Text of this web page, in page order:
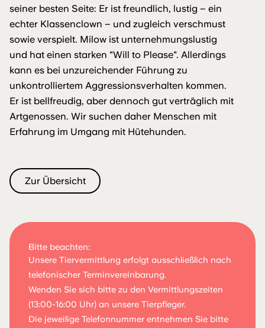
seiner besten Seite: Er ist freundlich, lustig – ein
echter Klassenclown – und zugleich verschmust
sowie verspielt. Milow ist unternehmungslustig
und hat einen starken "Will to Please". Allerdings
kann es bei unzureichender Führung zu
unkontrolliertem Aggressionsverhalten kommen.
Er ist bellfreudig, aber dennoch gut verträglich mit
Artgenossen. Wir suchen daher Menschen mit
Erfahrung im Umgang mit Hütehunden.
Zur Übersicht
Bitte beachten:
Unsere Tiervermittlung erfolgt ausschließlich nach
telefonischer Terminvereinbarung.
Wenden Sie sich bitte zu den Vermittlungszeiten
(13:00-16:00 Uhr) an unsere Tierpfleger.
Die jeweilige Telefonnummer entnehmen Sie bitte